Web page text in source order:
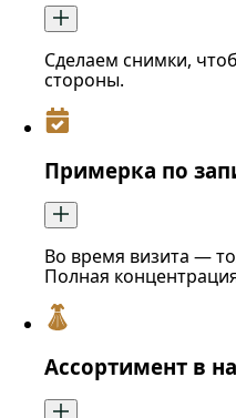
Сделаем снимки,
стороны.
Примерка по
Во время визита —
Полная
Ассортимент в